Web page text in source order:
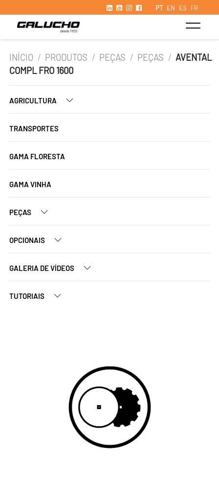
PT EN ES FR
INÍCIO / PRODUTOS / PEÇAS / PEÇAS / AVENTAL
COMPL FRO 1600
AGRICULTURA
TRANSPORTES
GAMA FLORESTA
GAMA VINHA
PEÇAS
OPCIONAIS
GALERIA DE VÍDEOS
TUTORIAIS